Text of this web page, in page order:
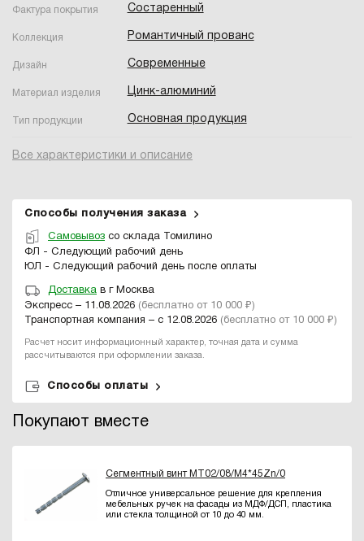
Фактура покрытия Состаренный
Коллекция Романтичный прованс
Дизайн Современные
Материал изделия Цинк-алюминий
Тип продукции Основная продукция
Все характеристики и описание
Способы получения заказа
Самовывоз со склада Томилино
ФЛ - Следующий рабочий день
ЮЛ - Следующий рабочий день после оплаты
Доставка в г Москва
Экспресс – 11.08.2026 (бесплатно от 10 000 ₽)
Транспортная компания – с 12.08.2026 (бесплатно от 10 000 ₽)
Расчет носит информационный характер, точная дата и сумма
рассчитываются при оформлении заказа.
Способы оплаты
Покупают вместе
Сегментный винт MT02/08/M4*45Zn/0
Отличное универсальное решение для крепления
мебельных ручек на фасады из МДФ/ДСП, пластика
или стекла толщиной от 10 до 40 мм.